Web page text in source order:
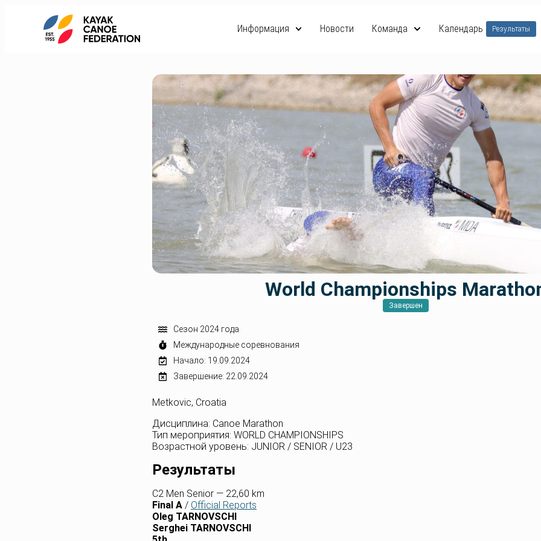
Информация Новости Команда Календарь Результаты
World Championships
Завершен
Сезон 2024 года
Международные соревнования
Начало: 19.09.2024
Завершение: 22.09.2024
Metkovic, Croatia
Дисциплина: Canoe Marathon
Тип мероприятия: WORLD CHAMPIONSHIPS
Возрастной уровень: JUNIOR / SENIOR / U23
Результаты
C2 Men Senior — 22,60 km
Final A / Official Reports
Oleg TARNOVSCHI
Serghei TARNOVSCHI